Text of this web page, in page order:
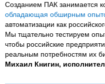
Созданием ПАК занимается
обладающая обширным
автоматизации как
Мы тщательно тестируем
чтобы российские
реальным потребностям их
Михаил Книгин,